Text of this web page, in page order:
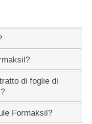
di foglie di
Formaksil?